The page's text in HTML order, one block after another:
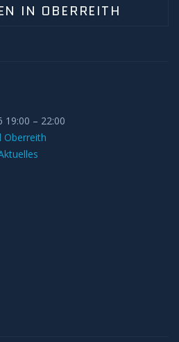
IN OBERREITH
19:00 – 22:00
Oberreith